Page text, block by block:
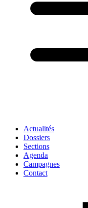
Actualités
Dossiers
Sections
Agenda
Campagnes
Contact